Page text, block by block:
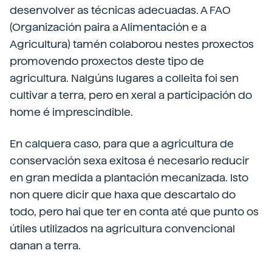
desenvolver as técnicas adecuadas. A FAO
(Organización paira a Alimentación e a
Agricultura) tamén colaborou nestes proxectos
promovendo proxectos deste tipo de
agricultura. Nalgúns lugares a colleita foi sen
cultivar a terra, pero en xeral a participación do
home é imprescindible.
En calquera caso, para que a agricultura de
conservación sexa exitosa é necesario reducir
en gran medida a plantación mecanizada. Isto
non quere dicir que haxa que descartalo do
todo, pero hai que ter en conta até que punto os
útiles utilizados na agricultura convencional
danan a terra.